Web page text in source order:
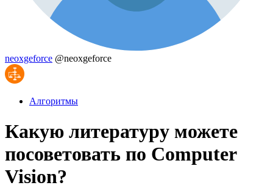
neoxgeforce @neoxgeforce
Алгоритмы
Какую литературу можете
посоветовать по Computer
Vision?